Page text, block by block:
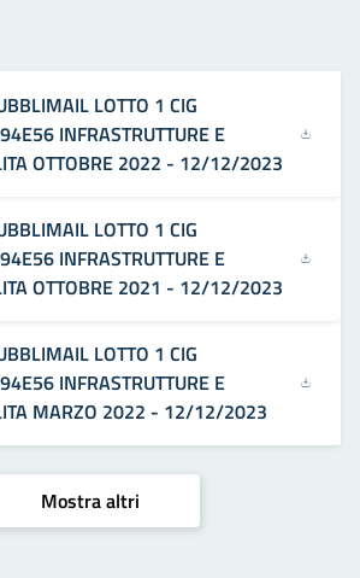
LOTTO 1 CIG
INFRASTRUTTURE E
OTTOBRE 2022 - 12/12/2023
LOTTO 1 CIG
INFRASTRUTTURE E
OTTOBRE 2021 - 12/12/2023
LOTTO 1 CIG
INFRASTRUTTURE E
MARZO 2022 - 12/12/2023
Mostra altri